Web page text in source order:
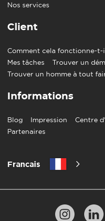
Nos services
Client
Comment cela fonctionne-t-
Mes tâches
Trouver un
Trouver un homme à tout
Informations
Blog Impression Centre
Partenaires
Francais